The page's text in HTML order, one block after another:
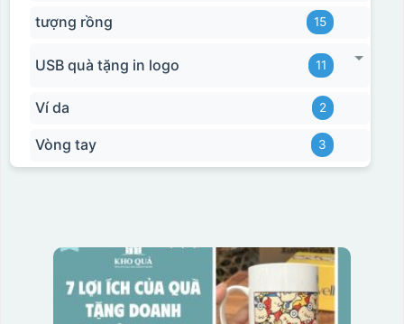
tượng rồng 15
USB quà tặng in logo 11
Ví da 2
Vòng tay 3